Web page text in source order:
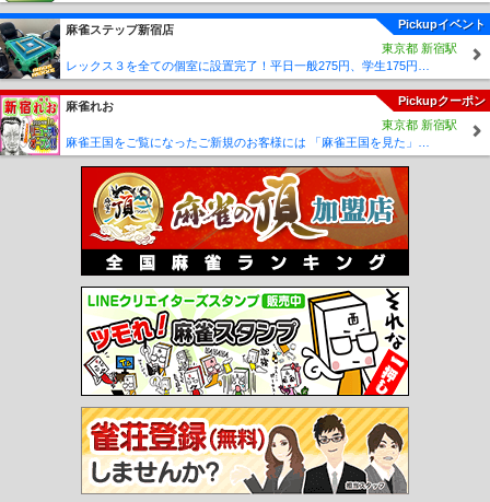
Pickupイベント
麻雀ステップ新宿店
東京都 新宿駅
Pickupクーポン
麻雀れお
東京都 新宿駅